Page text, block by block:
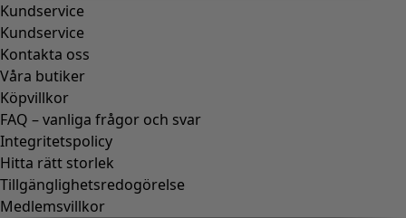
Kundservice
Kundservice
Kontakta oss
Våra butiker
Köpvillkor
FAQ – vanliga frågor och svar
Integritetspolicy
Hitta rätt storlek
Tillgänglighetsredogörelse
Medlemsvillkor